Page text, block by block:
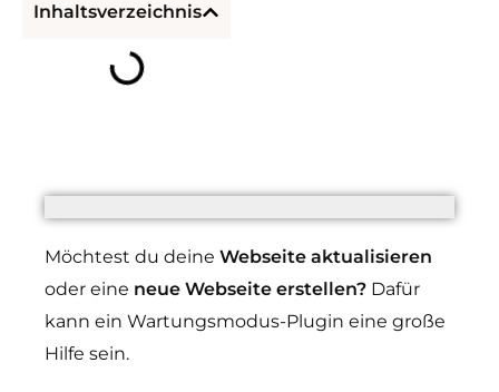
Inhaltsverzeichnis
Möchtest du deine Webseite aktualisieren
oder eine neue Webseite erstellen? Dafür
kann ein Wartungsmodus-Plugin eine große
Hilfe sein.